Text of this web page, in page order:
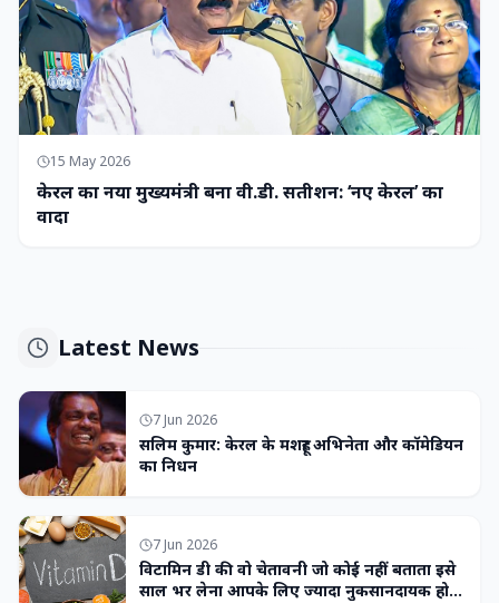
15 May 2026
केरल का नया मुख्यमंत्री बना वी.डी. सतीशन: ‘नए केरल’ का
वादा
Latest News
7 Jun 2026
सलिम कुमार: केरल के मशहूर अभिनेता और कॉमेडियन
का निधन
7 Jun 2026
विटामिन डी की वो चेतावनी जो कोई नहीं बताता इसे
साल भर लेना आपके लिए ज्यादा नुकसानदायक हो